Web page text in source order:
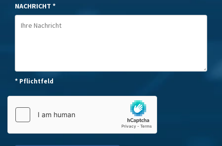
NACHRICHT *
* Pflichtfeld